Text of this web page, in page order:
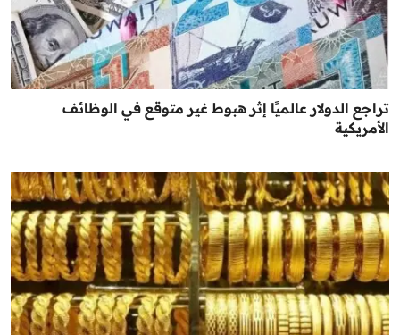
تراجع الدولار عالميًا إثر هبوط غير متوقع في الوظائف
الأمريكية